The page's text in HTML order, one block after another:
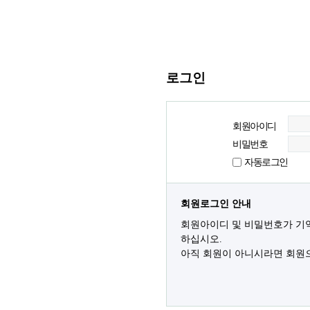
로그인
회원아이디
비밀번호
자동로그인
회원로그인 안내
회원아이디 및 비밀번호가
하십시오.
아직 회원이 아니시라면 회